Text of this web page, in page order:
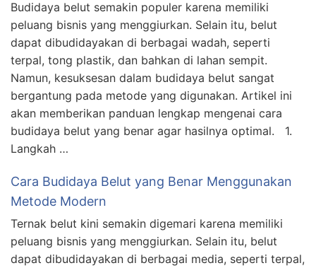
Budidaya belut semakin populer karena memiliki
peluang bisnis yang menggiurkan. Selain itu, belut
dapat dibudidayakan di berbagai wadah, seperti
terpal, tong plastik, dan bahkan di lahan sempit.
Namun, kesuksesan dalam budidaya belut sangat
bergantung pada metode yang digunakan. Artikel ini
akan memberikan panduan lengkap mengenai cara
budidaya belut yang benar agar hasilnya optimal. 1.
Langkah …
Cara Budidaya Belut yang Benar Menggunakan
Metode Modern
Ternak belut kini semakin digemari karena memiliki
peluang bisnis yang menggiurkan. Selain itu, belut
dapat dibudidayakan di berbagai media, seperti terpal,